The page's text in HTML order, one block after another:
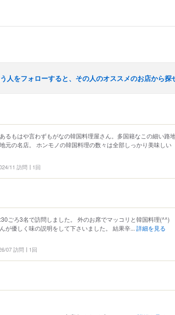
人をフォローすると、その人のオススメのお店から探
るもはや言わずもがなの韓国料理屋さん。多国籍なこの細い路
元の名店。 ホンモノの韓国料理の数々は全部しっかり美味しい
11 訪問 1回
ごろ3名で訪問しました。 外のお席でマッコリと韓国料理(^^)
が優しく味の説明をして下さいました。 結果辛... 詳細を見る
07 訪問 1回